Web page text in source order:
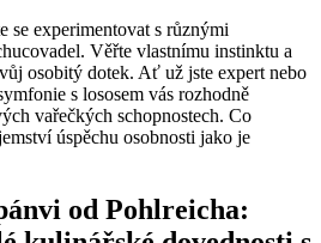
se experimentovat s různými
Věřte vlastnímu instinktu a
osobitý dotek. Ať už jste expert nebo
s lososem vás rozhodně
vařečkých schopnostech. Co
úspěchu osobnosti jako je
od Pohlreicha: